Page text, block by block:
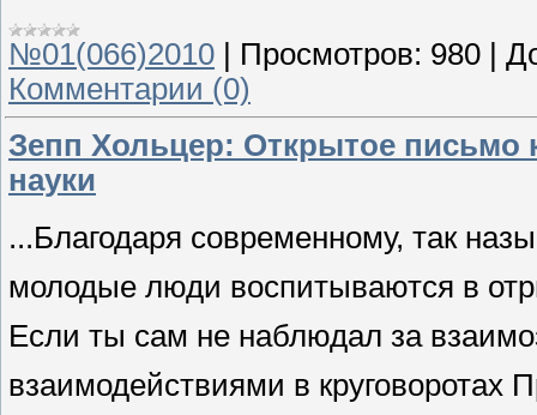
№01(066)2010 | Просмотров: 980 |
Комментарии (0)
Зепп Хольцер: Открытое письмо
науки
...Благодаря современному, так
молодые люди воспитываются в
Если ты сам не наблюдал за
взаимодействиями в